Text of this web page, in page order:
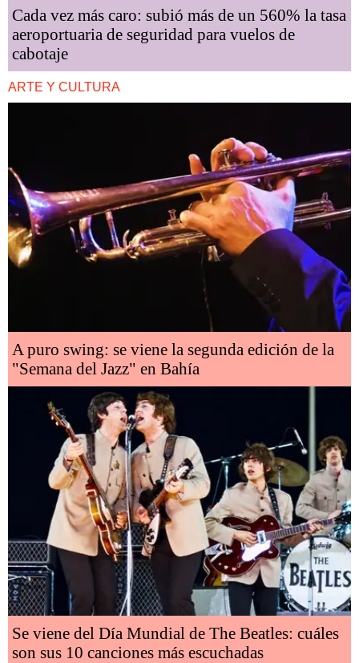
Cada vez más caro: subió más de un 560% la tasa
aeroportuaria de seguridad para vuelos de
cabotaje
ARTE Y CULTURA
A puro swing: se viene la segunda edición de la
"Semana del Jazz" en Bahía
Se viene del Día Mundial de The Beatles: cuáles
son sus 10 canciones más escuchadas